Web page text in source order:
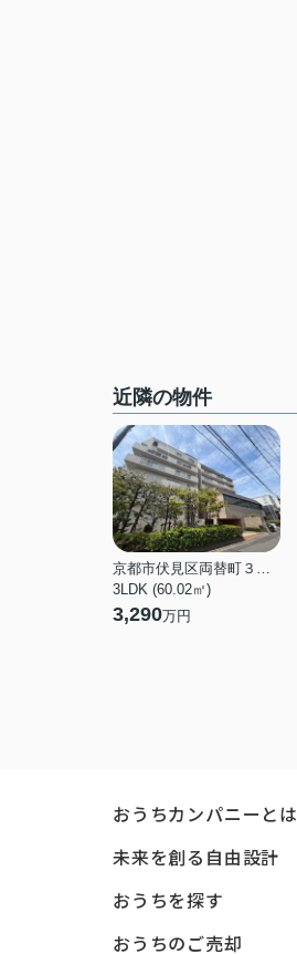
近隣の物件
京都市伏見区両替町３丁目
3LDK (60.02㎡)
3,290万円
おうちカンパニーとは
未来を創る自由設計
おうちを探す
おうちのご売却